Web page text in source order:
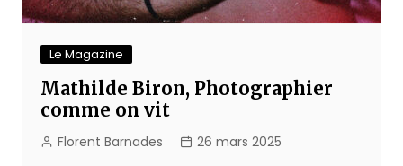
Le Magazine
Mathilde Biron, Photographier
comme on vit
Florent Barnades 26 mars 2025